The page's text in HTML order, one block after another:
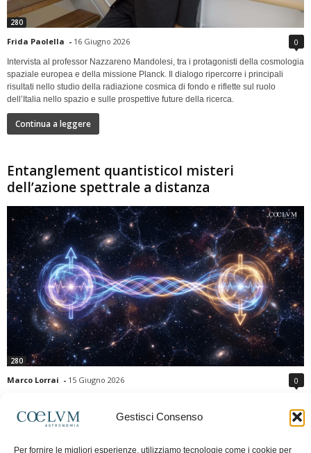
Gestisci Consenso
Per fornire le migliori esperienze, utilizziamo tecnologie come i cookie per
280
Frida Paolella - 16 Giugno 2026 0
Intervista al professor Nazzareno Mandolesi, tra i protagonisti della cosmologia
spaziale europea e della missione Planck. Il dialogo ripercorre i principali
risultati nello studio della radiazione cosmica di fondo e riflette sul ruolo
dell’Italia nello spazio e sulle prospettive future della ricerca.
Continua a leggere
Entanglement quantisticoI misteri
dell’azione spettrale a distanza
280
Marco Lorrai - 15 Giugno 2026 0
moderna: due particelle possono mostrare correlazioni che sembrano ignorare
la distanza che le separa. Gli esperimenti e i teoremi di Bell hanno escluso le
previsioni della meccanica quantistica. Nonostante ciò, l'entanglement non